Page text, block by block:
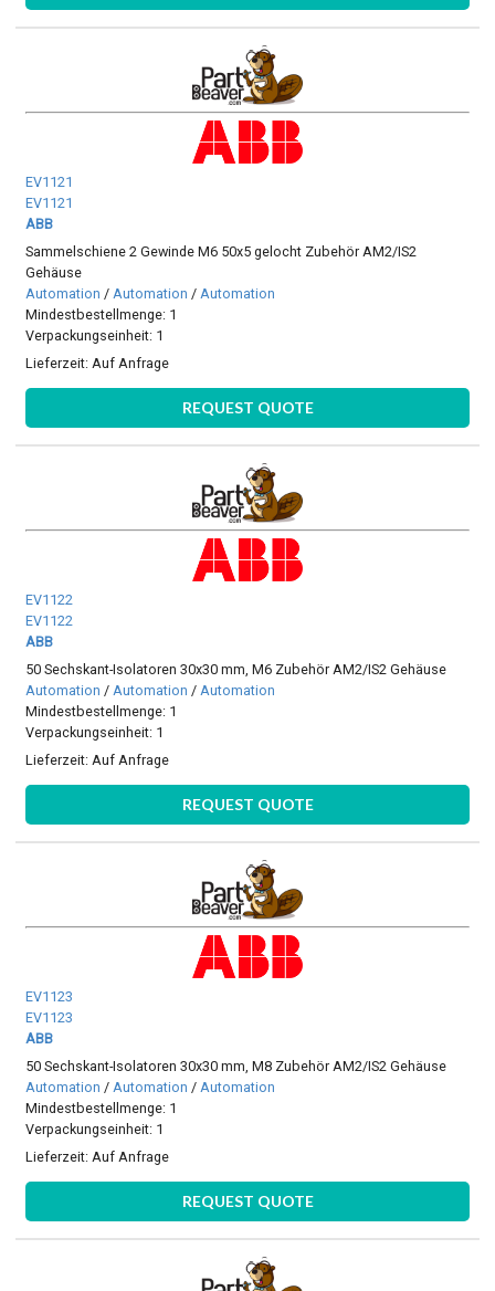
EV1121
EV1121
ABB
Sammelschiene 2 Gewinde M6 50x5 gelocht Zubehör AM2/IS2
Gehäuse
Automation /Automation /Automation
Mindestbestellmenge: 1
Verpackungseinheit: 1
Lieferzeit:Auf Anfrage
REQUEST QUOTE
EV1122
EV1122
ABB
50 Sechskant-Isolatoren 30x30 mm, M6 Zubehör AM2/IS2 Gehäuse
Automation / Automation / Automation
Mindestbestellmenge: 1
Verpackungseinheit: 1
Lieferzeit:Auf Anfrage
REQUEST QUOTE
EV1123
EV1123
ABB
50 Sechskant-Isolatoren 30x30 mm, M8 Zubehör AM2/IS2 Gehäuse
Automation / Automation / Automation
Mindestbestellmenge: 1
Verpackungseinheit: 1
Lieferzeit:Auf Anfrage
REQUEST QUOTE